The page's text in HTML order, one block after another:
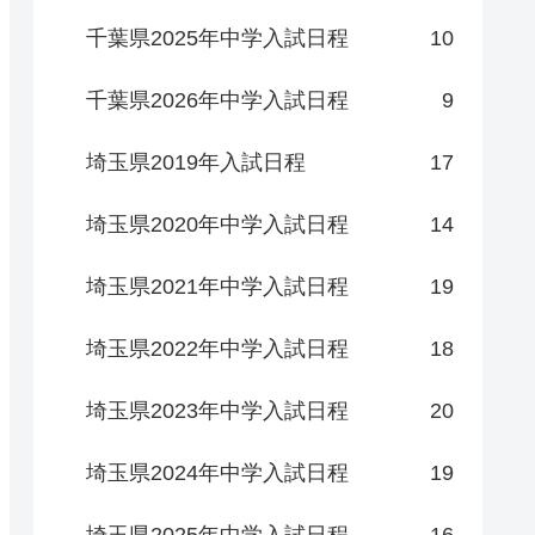
千葉県2025年中学入試日程 10
千葉県2026年中学入試日程 9
埼玉県2019年入試日程 17
埼玉県2020年中学入試日程 14
埼玉県2021年中学入試日程 19
埼玉県2022年中学入試日程 18
埼玉県2023年中学入試日程 20
埼玉県2024年中学入試日程 19